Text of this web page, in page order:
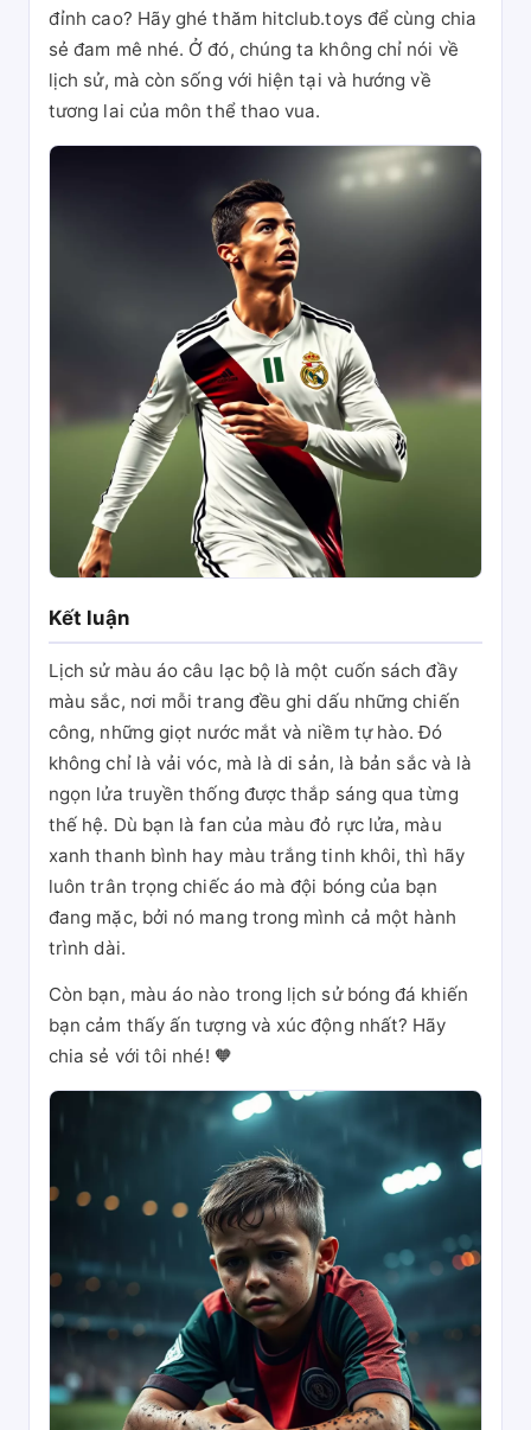
đỉnh cao? Hãy ghé thăm hitclub.toys để cùng chia
sẻ đam mê nhé. Ở đó, chúng ta không chỉ nói về
lịch sử, mà còn sống với hiện tại và hướng về
tương lai của môn thể thao vua.
Kết luận
Lịch sử màu áo câu lạc bộ là một cuốn sách đầy
màu sắc, nơi mỗi trang đều ghi dấu những chiến
công, những giọt nước mắt và niềm tự hào. Đó
không chỉ là vải vóc, mà là di sản, là bản sắc và là
ngọn lửa truyền thống được thắp sáng qua từng
thế hệ. Dù bạn là fan của màu đỏ rực lửa, màu
xanh thanh bình hay màu trắng tinh khôi, thì hãy
luôn trân trọng chiếc áo mà đội bóng của bạn
đang mặc, bởi nó mang trong mình cả một hành
trình dài.
Còn bạn, màu áo nào trong lịch sử bóng đá khiến
bạn cảm thấy ấn tượng và xúc động nhất? Hãy
chia sẻ với tôi nhé! 🧡